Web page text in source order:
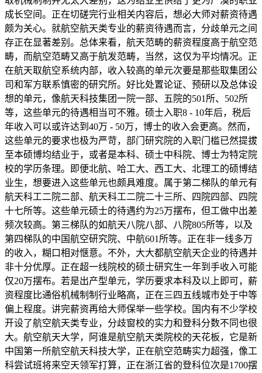
成长空间。正在切磋完行业相关内容后，想必大师对薪资待遇
颇为关心。就航空航天类专业的薪资待遇而言，分歧单元之间
存正在显著差别。总体来看，航天范畴的薪资程度高于航空范
畴，而航空范畴又高于航发范畴，当然，这仅为平均情况。正
在航天取航空系统内部，收入较高的单元次要是那些取集团公
司和军方联系慎密的研究所。好比处置论证、预研以及总体设
想的单元，像航天科技集团一院一部、五院的501所、502所
等，这些单元的待遇相当可不雅。硕士入职8 - 10年后，税后
年收入可以或许达到40万 - 50万，博士的收入会更高。然而，
这些单元的要求也极为严苛，部门研究院的入职门槛已然提拔
至本硕博均结业于，或者是本科、硕士中科院、博士为特定院
校的学历条理。即便北航、哈工大、西工大、北理工的硕博结
业生，想要进入这些单元也颇具难度。属于第二梯队的单元有
航天科工二院二部、航天科工二院二十三所、四院四部、四院
十七所等。这些单元硕士的待遇约为25万摆布，但工做中出差
频次较高。第三梯队的如航天八院八部、八院805所等，以及
第四梯队的中国航空研究院、中航601所等。正在非一线多万
的收入，糊口相对惬意。不外，大大都航空航天企业的待遇并
非十分优厚。正在超一线院校的硕士研究生一年到手收入可能
仅20万摆布。若是出产型单元，学历要求本科及以上即可，薪
资程度比通俗机械制制行业略高，正在三四五线城市处于中等
偏上程度。讲完薪资再给大师保举一些学校。国内有不少学校
开设了航空航天类专业，分歧窗校的实力和登科分数不同也很
大。航空航天大学，阿谁是航空航天类院校的天花板，它是新
中国第一所航空航天科技大学，正在航空范畴实力超强，像工
科尝试班将来空天领军打算，正在浙江省的登科位次是1700摆